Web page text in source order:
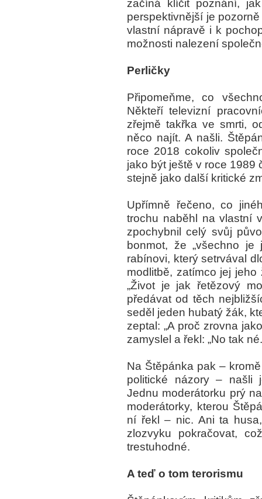
začíná klíčit poznání,
perspektivnější je
vlastní nápravě i k
možnosti nalezení
Perličky
Připomeňme, co
Někteří televizní
zřejmě takřka ve smrti,
něco najít. A našli.
roce 2018 cokoliv
jako být ještě v roce 1989
stejně jako další kritické
Upřímně řečeno, co
trochu naběhl na vlastní
zpochybnil celý svůj
bonmot, že „všechno je
rabínovi, který setrvával
modlitbě, zatímco jej
„Život je jak řetězový
předávat od těch
seděl jeden hubatý žák,
zeptal: „A proč zrovna
zamyslel a řekl: „No tak
Na Štěpánka pak –
politické názory – našli
Jednu moderátorku prý
moderátorky, kterou
ní řekl – nic. Ani ta
zlozvyku pokračovat,
trestuhodné.
A teď o tom terorismu